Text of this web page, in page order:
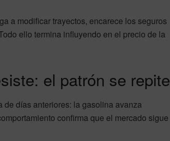
a modificar trayectos, encarece los seguros
ello termina influyendo en el precio de la
el patrón se repite
días anteriores: la gasolina avanza
confirma que el mercado sigue